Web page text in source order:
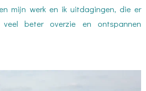
mijn werk en ik uitdagingen, die er
beter overzie en ontspannen